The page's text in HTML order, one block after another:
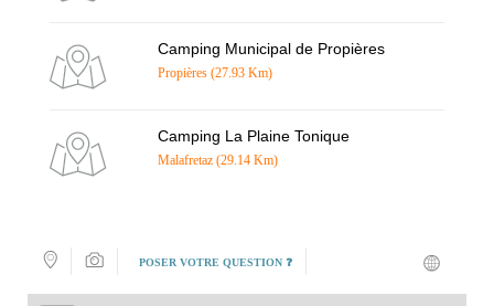
Camping Municipal de Propières
Propières (27.93 Km)
Camping La Plaine Tonique
Malafretaz (29.14 Km)
POSER VOTRE QUESTION ❓